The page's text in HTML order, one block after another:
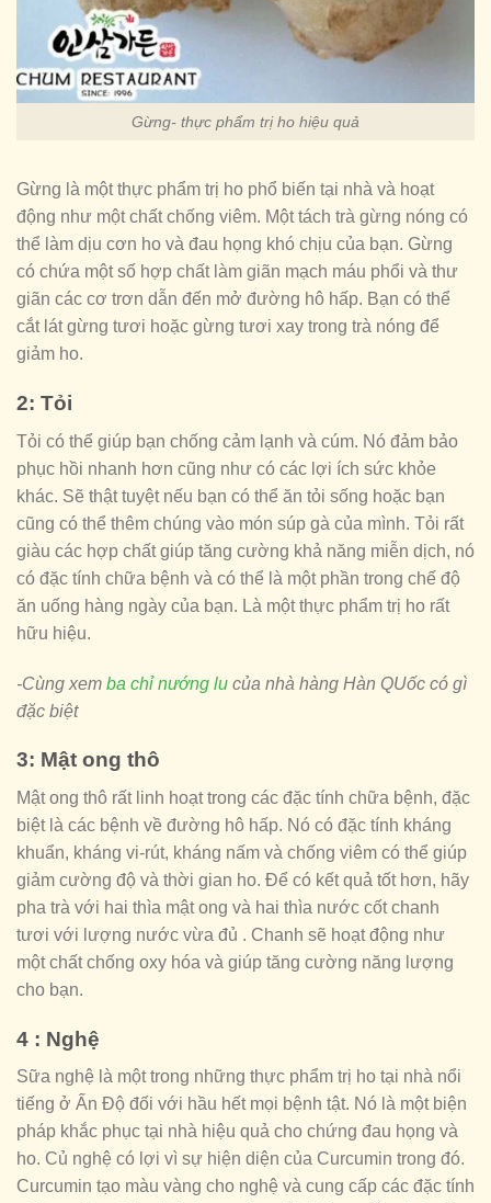
Gừng- thực phẩm trị ho hiệu quả
Gừng là một thực phẩm trị ho phổ biến tại nhà và hoạt
động như một chất chống viêm. Một tách trà gừng nóng có
thể làm dịu cơn ho và đau họng khó chịu của bạn. Gừng
có chứa một số hợp chất làm giãn mạch máu phổi và thư
giãn các cơ trơn dẫn đến mở đường hô hấp. Bạn có thể
cắt lát gừng tươi hoặc gừng tươi xay trong trà nóng để
giảm ho.
2: Tỏi
Tỏi có thể giúp bạn chống cảm lạnh và cúm. Nó đảm bảo
phục hồi nhanh hơn cũng như có các lợi ích sức khỏe
khác. Sẽ thật tuyệt nếu bạn có thể ăn tỏi sống hoặc bạn
cũng có thể thêm chúng vào món súp gà của mình. Tỏi rất
giàu các hợp chất giúp tăng cường khả năng miễn dịch, nó
có đặc tính chữa bệnh và có thể là một phần trong chế độ
ăn uống hàng ngày của bạn. Là một thực phẩm trị ho rất
hữu hiệu.
-Cùng xem ba chỉ nướng lu của nhà hàng Hàn QUốc có gì
đặc biệt
3: Mật ong thô
Mật ong thô rất linh hoạt trong các đặc tính chữa bệnh, đặc
biệt là các bệnh về đường hô hấp. Nó có đặc tính kháng
khuẩn, kháng vi-rút, kháng nấm và chống viêm có thể giúp
giảm cường độ và thời gian ho. Để có kết quả tốt hơn, hãy
pha trà với hai thìa mật ong và hai thìa nước cốt chanh
tươi với lượng nước vừa đủ . Chanh sẽ hoạt động như
một chất chống oxy hóa và giúp tăng cường năng lượng
cho bạn.
4 : Nghệ
Sữa nghệ là một trong những thực phẩm trị ho tại nhà nổi
tiếng ở Ấn Độ đối với hầu hết mọi bệnh tật. Nó là một biện
pháp khắc phục tại nhà hiệu quả cho chứng đau họng và
ho. Củ nghệ có lợi vì sự hiện diện của Curcumin trong đó.
Curcumin tạo màu vàng cho nghệ và cung cấp các đặc tính